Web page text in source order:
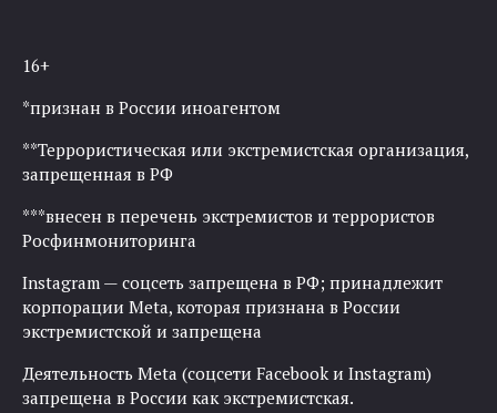
16+
*признан в России иноагентом
**Террористическая или экстремистская организация,
запрещенная в РФ
***внесен в перечень экстремистов и террористов
Росфинмониторинга
Instagram — соцсеть запрещена в РФ; принадлежит
корпорации Meta, которая признана в России
экстремистской и запрещена
Деятельность Meta (соцсети Facebook и Instagram)
запрещена в России как экстремистская.